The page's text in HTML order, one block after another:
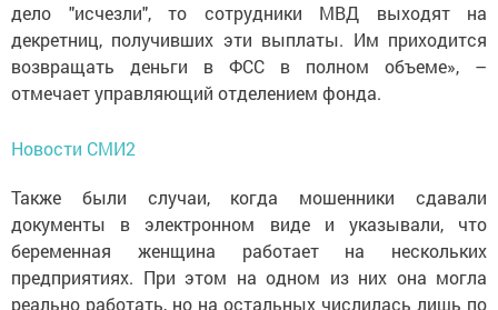
дело "исчезли", то сотрудники МВД выходят на
декретниц, получивших эти выплаты. Им приходится
возвращать деньги в ФСС в полном объеме», –
отмечает управляющий отделением фонда.
Новости СМИ2
Также были случаи, когда мошенники сдавали
документы в электронном виде и указывали, что
беременная женщина работает на нескольких
предприятиях. При этом на одном из них она могла
реально работать, но на остальных числилась лишь по